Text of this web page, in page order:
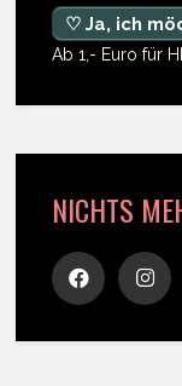
♡ Ja, ich
Ab 1,- Euro für
NICHTS